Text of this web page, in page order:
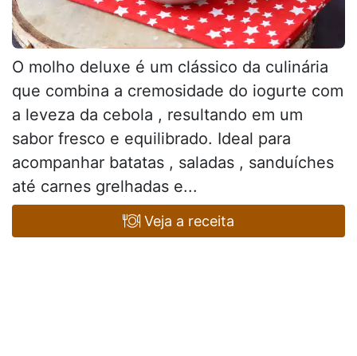
O molho deluxe é um clássico da culinária
que combina a cremosidade do iogurte com
a leveza da cebola , resultando em um
sabor fresco e equilibrado. Ideal para
acompanhar batatas , saladas , sanduíches
até carnes grelhadas e...
Veja a receita